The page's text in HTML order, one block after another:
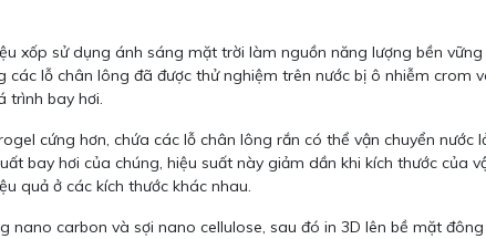
xốp sử dụng ánh sáng mặt trời làm nguồn năng lượng bền
lỗ chân lông đã được thử nghiệm trên nước bị ô nhiễm crom
trình bay hơi.
cứng hơn, chứa các lỗ chân lông rắn có thể vận chuyển nước
bay hơi của chúng, hiệu suất này giảm dần khi kích thước của
quả ở các kích thước khác nhau.
carbon và sợi nano cellulose, sau đó in 3D lên bề mặt